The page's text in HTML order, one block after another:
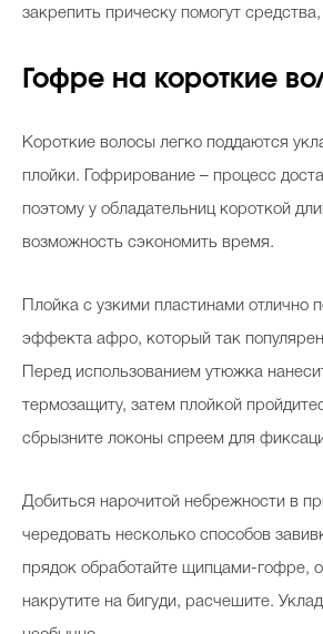
закрепить прическу помогут
Гофре на короткие
Короткие волосы легко поддаются
плойки. Гофрирование – процесс
поэтому у обладательниц короткой
возможность сэкономить время.
Плойка с узкими пластинами отлично
эффекта афро, который так
Перед использованием утюжка
термозащиту, затем плойкой
сбрызните локоны спреем для
Добиться нарочитой небрежности в
чередовать несколько способов
прядок обработайте щипцами-гофре,
накрутите на бигуди, расчешите.